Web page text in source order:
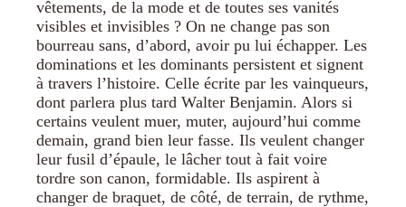
vêtements, de la mode et de toutes ses vanités
visibles et invisibles ? On ne change pas son
bourreau sans, d’abord, avoir pu lui échapper. Les
dominations et les dominants persistent et signent
à travers l’histoire. Celle écrite par les vainqueurs,
dont parlera plus tard Walter Benjamin. Alors si
certains veulent muer, muter, aujourd’hui comme
demain, grand bien leur fasse. Ils veulent changer
leur fusil d’épaule, le lâcher tout à fait voire
tordre son canon, formidable. Ils aspirent à
changer de braquet, de côté, de terrain, de rythme,